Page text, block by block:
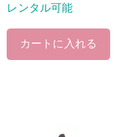
レンタル可能
カートに入れる